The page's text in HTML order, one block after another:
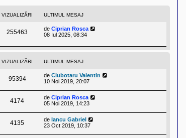
VIZUALIZĂRI ULTIMUL MESAJ
255463 de Ciprian Rosca
08 Iul 2025, 08:34
VIZUALIZĂRI ULTIMUL MESAJ
95394 de Ciubotaru Valentin
10 Noi 2019, 20:07
4174 de Ciprian Rosca
05 Noi 2019, 14:23
4135 de Iancu Gabriel
23 Oct 2019, 10:37